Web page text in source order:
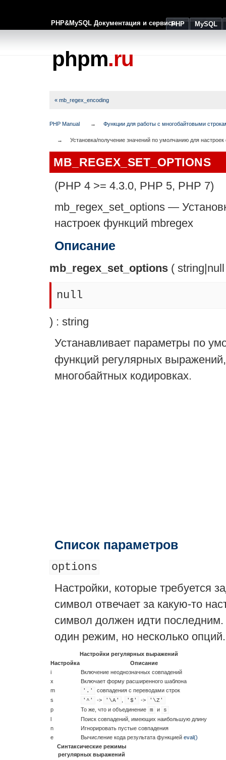
PHP&MySQL Документация и сервисыPHP MySQL
phpm.ru
« mb_regex_encoding
PHP Manual Функции для работы с многобайтовыми
Установка/получение значений по умолчанию для
MB_REGEX_SET_OPTIONS
(PHP 4 >= 4.3.0, PHP 5, PHP 7)
mb_regex_set_options —
настроек функций mbregex
Описание
mb_regex_set_options ( string|null
null
) : string
Устанавливает параметры по
функций регулярных
многобайтных кодировках.
Список параметров
options
Настройки, которые требуется
символ отвечает за какую-то
символ должен идти
один режим, но несколько опций.
Настройки регулярных выражений
Настройка
Описание
i
Включение неоднозначных совпадений
x
Включает форму расширенного шаблона
m
'.'
совпадения с переводами строк
s
'^' -> '\A' '$' ->
'\Z'
p
То же, что и объединение m и
s
l
Поиск совпадений, имеющих наибольшую длину
n
Игнорировать пустые совпадения
e
Вычисление кода результата функцией eval()
Синтаксические режимы
регулярных выражений